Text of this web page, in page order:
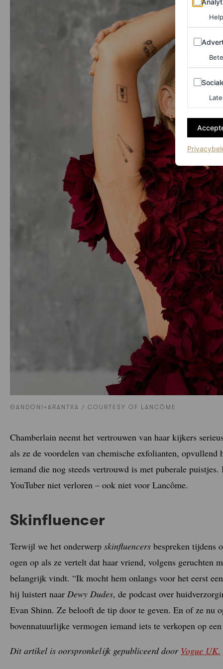
©ANDONI+ARANTXA / COURTESY OF LANCÔME
Chamberlain neemt het vertrouwen van haar kijkers
als ze de voordelen van chemische exfolianten,
iemand die nog steeds vertrouwd is met puberale
YouTuber niet verloren – ook niet voor Lancôme.
Skinfluencer
Terwijl we het onderwerp skinfluencers bespreken tijdens
ogen op als ze vertelt dat haar vriend, volgens geruchten
belangrijk vindt. “Ik mocht hem onlangs voor het eerst
hij luistert naar Dewy Dudes, de podcast over
Evan Shinn. Ze belooft de tip door te geven. En of ze nu
bovennatuurlijke vermogen iemand iets te verkopen op
Dit artikel is oorspronkelijk gepubliceerd door Vogue UK.
Sociale